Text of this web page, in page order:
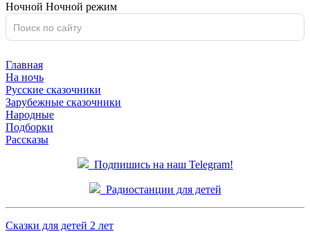
Ночной Ночной режим
Главная
На ночь
Русские сказочники
Зарубежные сказочники
Народные
Подборки
Рассказы
Подпишись на наш Telegram!
Радиостанции для детей
Сказки для детей 2 лет